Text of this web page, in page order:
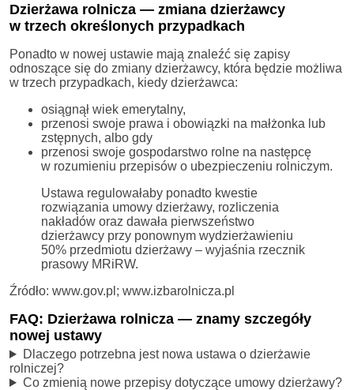
Dzierżawa rolnicza — zmiana dzierżawcy
w trzech określonych przypadkach
Ponadto w nowej ustawie mają znaleźć się zapisy
odnoszące się do zmiany dzierżawcy, która będzie możliwa
w trzech przypadkach, kiedy dzierżawca:
osiągnął wiek emerytalny,
przenosi swoje prawa i obowiązki na małżonka lub
zstępnych, albo gdy
przenosi swoje gospodarstwo rolne na następcę
w rozumieniu przepisów o ubezpieczeniu rolniczym.
Ustawa regulowałaby ponadto kwestie
rozwiązania umowy dzierżawy, rozliczenia
nakładów oraz dawała pierwszeństwo
dzierżawcy przy ponownym wydzierżawieniu
50% przedmiotu dzierżawy – wyjaśnia rzecznik
prasowy MRiRW.
Źródło: www.gov.pl; www.izbarolnicza.pl
FAQ: Dzierżawa rolnicza — znamy szczegóły
nowej ustawy
Dlaczego potrzebna jest nowa ustawa o dzierżawie
rolniczej?
Co zmienią nowe przepisy dotyczące umowy dzierżawy?